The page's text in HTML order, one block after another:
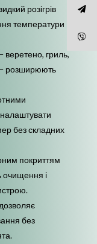
розігрів
температури
гриль,
розширюють
без складних
покриттям
очищення і
без